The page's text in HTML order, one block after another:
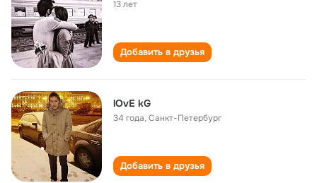
13 лет
Добавить в друзья
lOvE kG
34 года,Санкт-Петербург
Добавить в друзья